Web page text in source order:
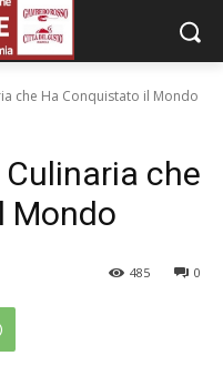
che Ha Conquistato il Mondo
che
Mondo
0
485